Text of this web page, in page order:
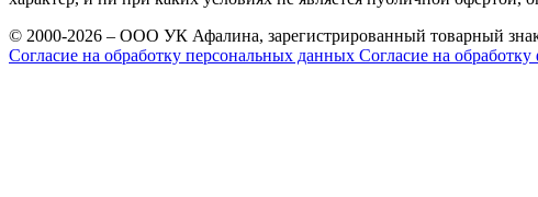
© 2000-2026 – ООО УК Афалина, зарегистрированный товарный
Согласие на обработку персональных данных Согласие на